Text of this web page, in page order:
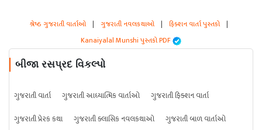
શ્રેષ્ઠ ગુજરાતી વાર્તાઓ | ગુજરાતી નવલકથાઓ | ફિક્શન વાર્તા પુસ્તકો |
Kanaiyalal Munshi પુસ્તકો PDF
બીજા રસપ્રદ વિકલ્પો
ગુજરાતી વાર્તા ગુજરાતી આધ્યાત્મિક વાર્તાઓ
ગુજરાતી ફિક્શન વાર્તા
ગુજરાતી પ્રેરક કથા
ગુજરાતી ક્લાસિક નવલકથાઓ
ગુજરાતી બાળ વાર્તાઓ